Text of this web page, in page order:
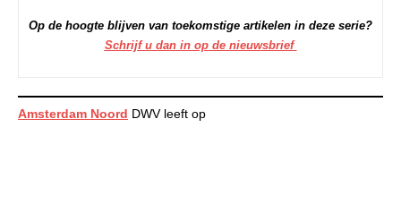
Op de hoogte blijven van toekomstige artikelen in deze serie?
Schrijf u dan in op de nieuwsbrief
Amsterdam Noord DWV leeft op